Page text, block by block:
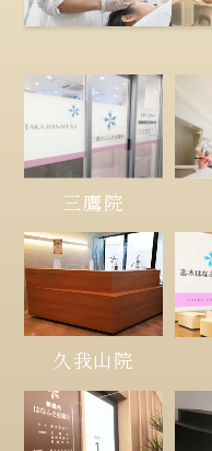
三鷹院
久我山院